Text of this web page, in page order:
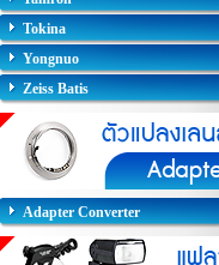
Tokina
Yongnuo
Zeiss Batis
Adapter Converter